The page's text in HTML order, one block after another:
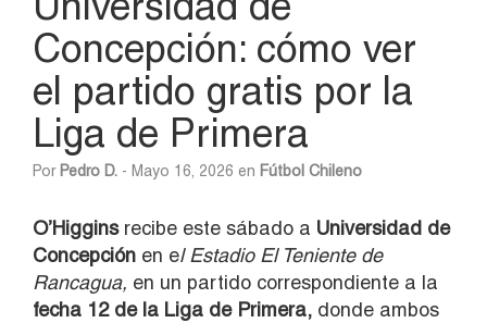
Concepción: cómo ver
el partido gratis por la
Liga de Primera
Por Pedro D. - Mayo 16, 2026 en Fútbol Chileno
O’Higginsrecibe este sábado a Universidad de
Concepción en el Estadio El Teniente de
Rancagua, en un partido correspondiente a la
fecha 12 de la Liga de Primera, donde ambos